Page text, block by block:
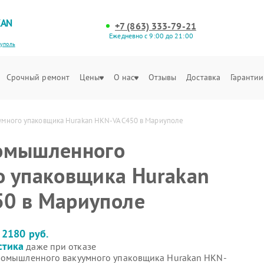
+7 (863) 333-79-21
Ежедневно с 9:00 до 21:00
Срочный ремонт Цены О нас Отзывы Доставка Гарантии
упаковщика Hurakan HKN-VAC450 в Мариуполе
упаковщика Hurakan
в Мариуполе
2180 руб.
даже при отказе
вакуумного упаковщика Hurakan HKN-